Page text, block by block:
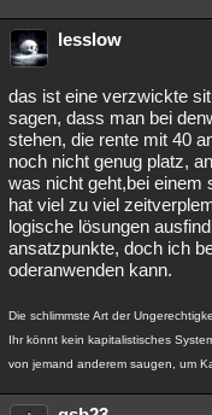
lesslow
das ist eine verzwickte
sagen, dass man bei
stehen, die rente mit 40
noch nicht genug platz,
was nicht geht,bei einem
hat viel zu viel
logische lösungen
ansatzpunkte, doch ich
oderanwenden kann.
Die schlimmste Art der
Ihr könnt kein kapitalistisches
von jemand anderem saugen, um